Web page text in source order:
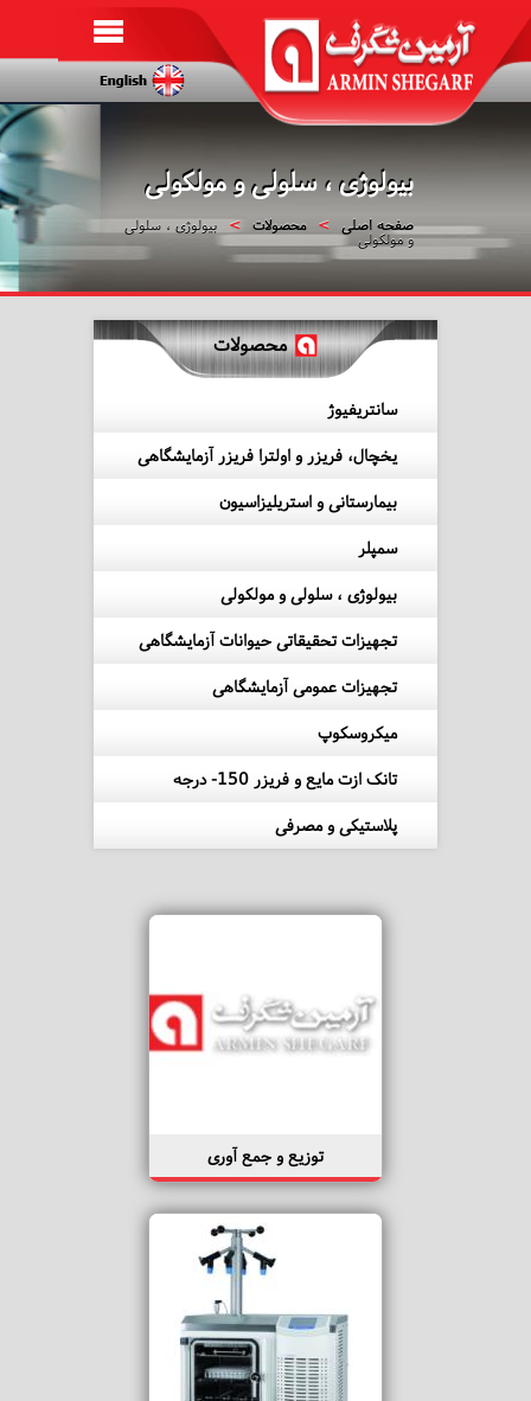
بیولوژی ، سلولی و مولکولی
صفحه اصلی محصولات بیولوژی ، سلولی
و مولکولی
محصولات
سانتریفیوژ
یخچال، فریزر و اولترا فریزر آزمایشگاهی
بیمارستانی و استریلیزاسیون
سمپلر
بیولوژی ، سلولی و مولکولی
تجهیزات تحقیقاتی حیوانات آزمایشگاهی
تجهیزات عمومی آزمایشگاهی
میکروسکوپ
تانک ازت مایع و فریزر 150- درجه
پلاستیکی و مصرفی
توزیع و جمع آوری